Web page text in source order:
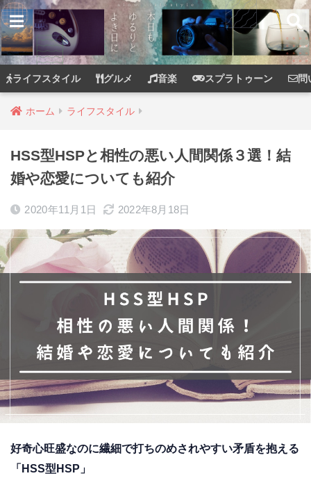
ライフスタイル グルメ 音楽 スプラトゥーン 問
ホーム ライフスタイル
HSS型HSPと相性の悪い人間関係３選！結
婚や恋愛についても紹介
2020年11月1日 2022年8月18日
好奇心旺盛なのに繊細で打ちのめされやすい矛盾を抱える
「HSS型HSP」